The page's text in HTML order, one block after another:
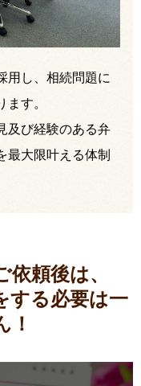
用し、相続問題に
す。
及び経験のある弁
最大限叶える体制
頼後は、
する必要は一
！